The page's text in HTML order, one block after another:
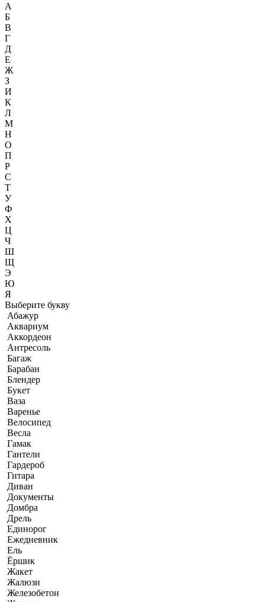
А
Б
В
Г
Д
Е
Ж
З
И
К
Л
М
Н
О
П
Р
С
Т
У
Ф
Х
Ц
Ч
Ш
Щ
Э
Ю
Я
Выберите букву
Абажур
Аквариум
Аккордеон
Антресоль
Багаж
Барабан
Блендер
Букет
Ваза
Варенье
Велосипед
Весла
Гамак
Гантели
Гардероб
Гитара
Диван
Документы
Домбра
Дрель
Единорог
Ежедневник
Ель
Ёршик
Жакет
Жалюзи
Железобетон